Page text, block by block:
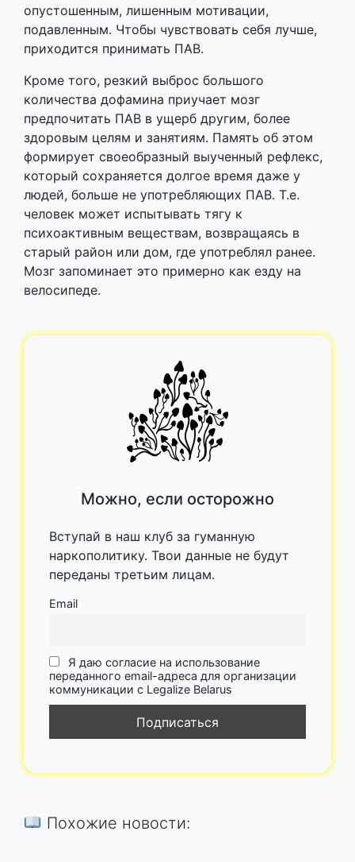
опустошенным, лишенным мотивации,
подавленным. Чтобы чувствовать себя лучше,
приходится принимать ПАВ.
Кроме того, резкий выброс большого
количества дофамина приучает мозг
предпочитать ПАВ в ущерб другим, более
здоровым целям и занятиям. Память об этом
формирует своеобразный выученный рефлекс,
который сохраняется долгое время даже у
людей, больше не употребляющих ПАВ. Т.е.
человек может испытывать тягу к
психоактивным веществам, возвращаясь в
старый район или дом, где употреблял ранее.
Мозг запоминает это примерно как езду на
велосипеде.
Можно, если осторожно
Вступай в наш клуб за гуманную
наркополитику. Твои данные не будут
переданы третьим лицам.
Email
Я даю согласие на использование
переданного email-адреса для организации
коммуникации с Legalize Belarus
Похожие новости: